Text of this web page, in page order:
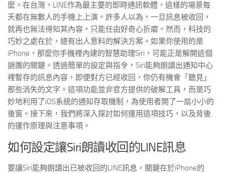
麼。在台灣，LINE作為最主要的即時通訊軟體，這樣的場景每
天都在無數人的手機上上演。許多人以為，一旦訊息被收回，
就再也無法得知其內容，只能任由好奇心折磨。然而，科技的
巧妙之處在於，總有出人意料的解決方案。如果你使用的是
iPhone，那麼你手機裡內建的智慧助理Siri，可能正是解開這個
謎團的關鍵。透過簡單的設定與指令，Siri能夠朗讀出通知中心
裡暫存的訊息內容，即便對方已經收回，你仍有機會「聽見」
那些消失的文字。這項功能並非官方提供的破解工具，而是巧
妙地利用了iOS系統的通知存取機制，為使用者開了一扇小小的
後窗。接下來，我們將深入探討如何運用這項技巧，以及背後
的運作原理與注意事項。
如何設定讓Siri朗讀收回的LINE訊息
要讓Siri能夠朗讀出已被收回的LINE訊息，關鍵在於iPhone的